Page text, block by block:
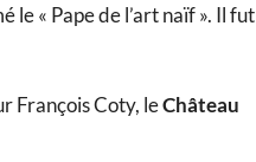
le « Pape de l’art naïf ». Il fut
François Coty, leChâteau